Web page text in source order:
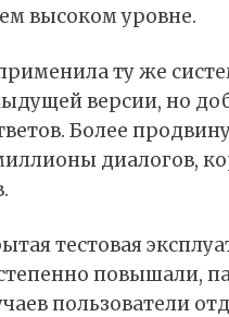
высоком уровне.
ту же
версии, но
Более
диалогов,
тестовая
повышали,
пользователи